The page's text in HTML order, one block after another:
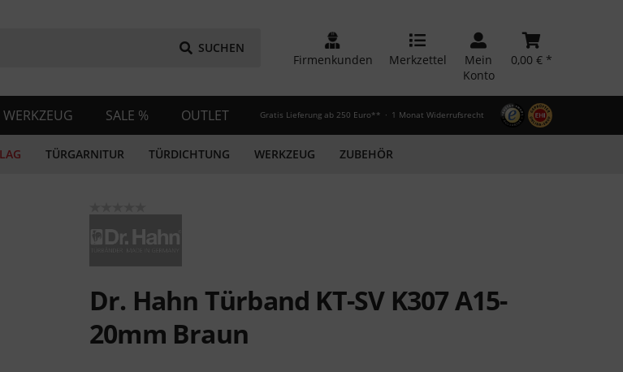
SUCHEN
Firmenkunden Merkzettel
Mein
Konto
0,00 € *
TÜRGARNITUR TÜRDICHTUNG WERKZEUG ZUBEHÖR
WERKZEUG SALE % OUTLET Gratis Lieferung ab 250 Euro** 1 Monat Widerrufsrecht
Dr. Hahn Türband KT-SV K307 A15-
20mm Braun